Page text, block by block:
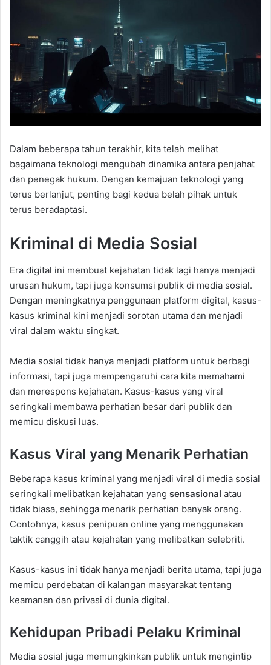
Dalam beberapa tahun terakhir, kita telah melihat
bagaimana teknologi mengubah dinamika antara penjahat
dan penegak hukum. Dengan kemajuan teknologi yang
terus berlanjut, penting bagi kedua belah pihak untuk
terus beradaptasi.
Kriminal di Media Sosial
Era digital ini membuat kejahatan tidak lagi hanya menjadi
urusan hukum, tapi juga konsumsi publik di media sosial.
Dengan meningkatnya penggunaan platform digital, kasus-
kasus kriminal kini menjadi sorotan utama dan menjadi
viral dalam waktu singkat.
Media sosial tidak hanya menjadi platform untuk berbagi
informasi, tapi juga mempengaruhi cara kita memahami
dan merespons kejahatan. Kasus-kasus yang viral
seringkali membawa perhatian besar dari publik dan
memicu diskusi luas.
Kasus Viral yang Menarik Perhatian
Beberapa kasus kriminal yang menjadi viral di media sosial
seringkali melibatkan kejahatan yang sensasional atau
tidak biasa, sehingga menarik perhatian banyak orang.
Contohnya, kasus penipuan online yang menggunakan
taktik canggih atau kejahatan yang melibatkan selebriti.
Kasus-kasus ini tidak hanya menjadi berita utama, tapi juga
memicu perdebatan di kalangan masyarakat tentang
keamanan dan privasi di dunia digital.
Kehidupan Pribadi Pelaku Kriminal
Media sosial juga memungkinkan publik untuk mengintip